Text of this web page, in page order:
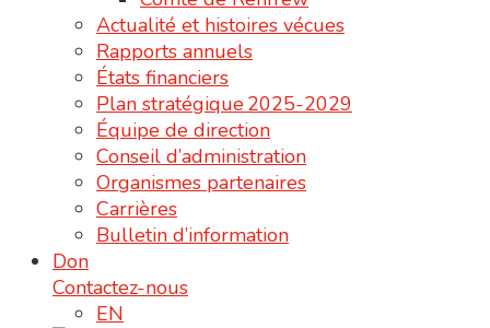
Actualité et histoires vécues
Rapports annuels
États financiers
Plan stratégique 2025-2029
Équipe de direction
Conseil d’administration
Organismes partenaires
Carrières
Bulletin d’information
Don
Contactez-nous
EN